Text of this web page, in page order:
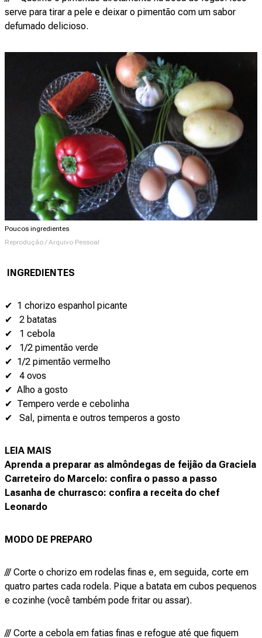
serve para tirar a pele e deixar o pimentão com um sabor
defumado delicioso.
Poucos ingredientes
Reprodução / Arquivo Pessoal
INGREDIENTES
✔ 1 chorizo espanhol picante
✔ 2 batatas
✔ 1 cebola
✔ 1/2 pimentão verde
✔ 1/2 pimentão vermelho
✔ 4 ovos
✔ Alho a gosto
✔ Tempero verde e cebolinha
✔ Sal, pimenta e outros temperos a gosto
LEIA MAIS
Aprenda a preparar as almôndegas de feijão da Graciela
Carreteiro do Marcelo: confira o passo a passo
Lasanha de churrasco: confira a receita do chef
Leonardo
MODO DE PREPARO
/// Corte o chorizo em rodelas finas e, em seguida, corte em
quatro partes cada rodela. Pique a batata em cubos pequenos
e cozinhe (você também pode fritar ou assar).
/// Corte a cebola em fatias finas e refogue até que fiquem